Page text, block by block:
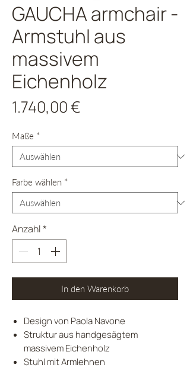
GAUCHA armchair -
Armstuhl aus
massivem
Eichenholz
1.740,00 €
Maße *
Farbe wählen *
Anzahl*
In den Warenkorb
Design von Paola Navone
Struktur aus handgesägtem
massivem Eichenholz
Stuhl mit Armlehnen